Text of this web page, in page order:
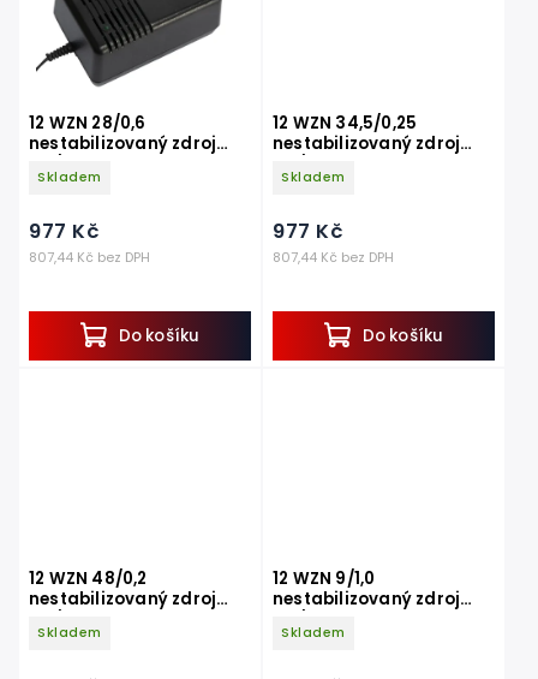
12 WZN 28/0,6
nestabilizovaný zdroj
Skladem
807,44 Kč bez DPH
977 Kč
Do košíku
12 WZN 34,5/0,25
nestabilizovaný zdroj
Skladem
807,44 Kč bez DPH
977 Kč
Do košíku
12 WZN 48/0,2
nestabilizovaný zdroj
Skladem
12 WZN 9/1,0
nestabilizovaný zdroj
Skladem